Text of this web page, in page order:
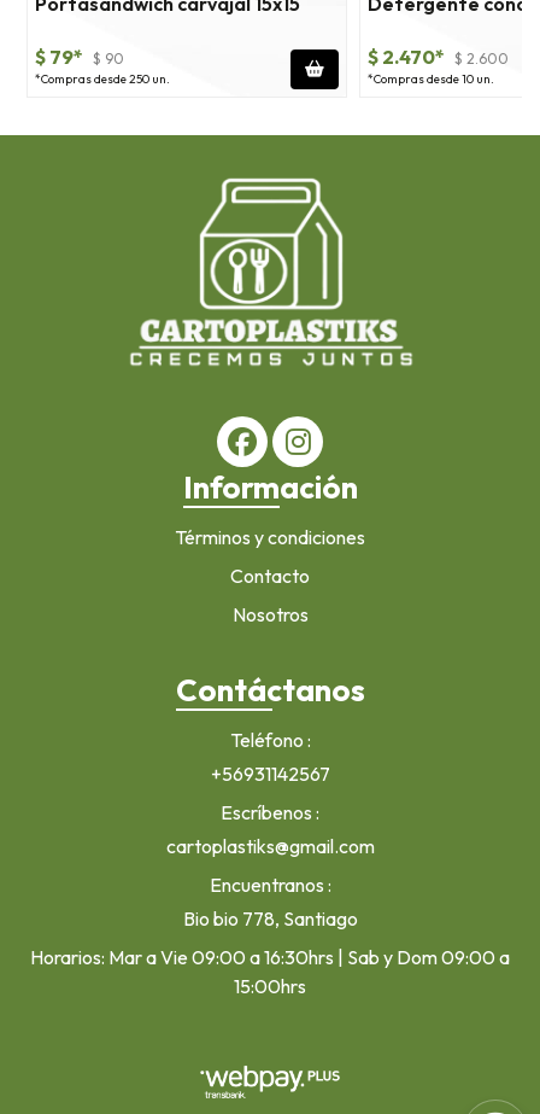
$ 79* $ 90
*Compras desde 250 un.
$ 2.470* $ 2.600
*Compras desde 10 un.
Información
Términos y condiciones
Contacto
Nosotros
Contáctanos
Teléfono
+56931142567
Escríbenos
cartoplastiks@gmail.com
Encuentranos
Bio bio 778, Santiago
Horarios: Mar a Vie 09:00 a 16:30hrs | Sab y Dom 09:00 a
15:00hrs